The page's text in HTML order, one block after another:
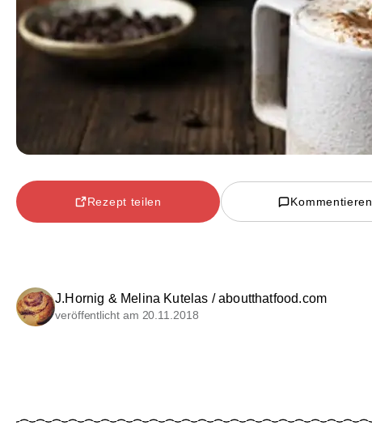
Rezept teilen Kommentieren
J.Hornig & Melina Kutelas / aboutthatfood.com
veröffentlicht am 20.11.2018